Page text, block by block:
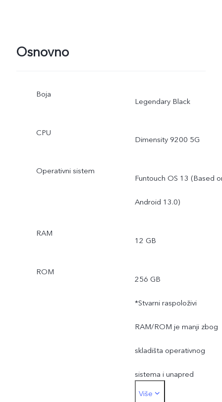
Osnovno
Boja
Legendary Black
CPU
Dimensity 9200 5G
Operativni sistem
Funtouch OS 13 (Based
Android 13.0)
RAM
12 GB
ROM
256 GB
*Stvarni raspoloživi
RAM/ROM je manji zbog
skladišta operativnog
sistema i unapred
instaliranih aplikacija.
Više